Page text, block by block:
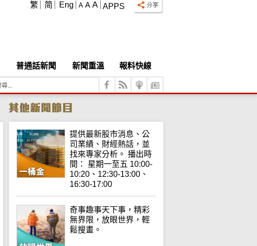
APPS
A A A
繁 简 Eng
普通話新聞 新聞重溫
報料快線
提供最新股市消息、公
司業績、財經熱話，並
找來專家分析。 播出時
間： 星期一至五 10:00-
10:20、12:30-13:00、
16:30-17:00
奇事趣事天下事，精彩
無界限，放眼世界，輕
鬆搜畫。